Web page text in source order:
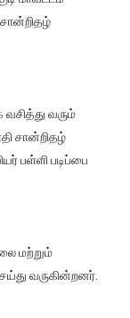
வரும்
சான்றிதழ்
பள்ளி படிப்பை
மற்றும்
வருகின்றனர்.